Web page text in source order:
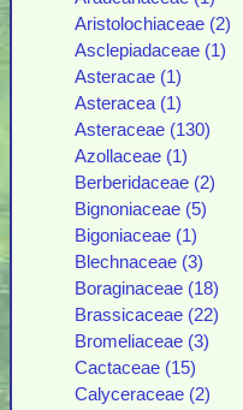
Aristolochiaceae (2)
Asclepiadaceae (1)
Asteracae (1)
Asteracea (1)
Asteraceae (130)
Azollaceae (1)
Berberidaceae (2)
Bignoniaceae (5)
Bigoniaceae (1)
Blechnaceae (3)
Boraginaceae (18)
Brassicaceae (22)
Bromeliaceae (3)
Cactaceae (15)
Calyceraceae (2)